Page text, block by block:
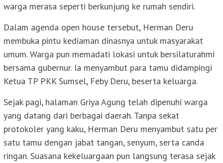
warga merasa seperti berkunjung ke rumah sendiri.
Dalam agenda open house tersebut, Herman Deru
membuka pintu kediaman dinasnya untuk masyarakat
umum. Warga pun memadati lokasi untuk bersilaturahmi
bersama gubernur. Ia menyambut para tamu didampingi
Ketua TP PKK Sumsel, Feby Deru, beserta keluarga.
Sejak pagi, halaman Griya Agung telah dipenuhi warga
yang datang dari berbagai daerah. Tanpa sekat
protokoler yang kaku, Herman Deru menyambut satu per
satu tamu dengan jabat tangan, senyum, serta canda
ringan. Suasana kekeluargaan pun langsung terasa sejak